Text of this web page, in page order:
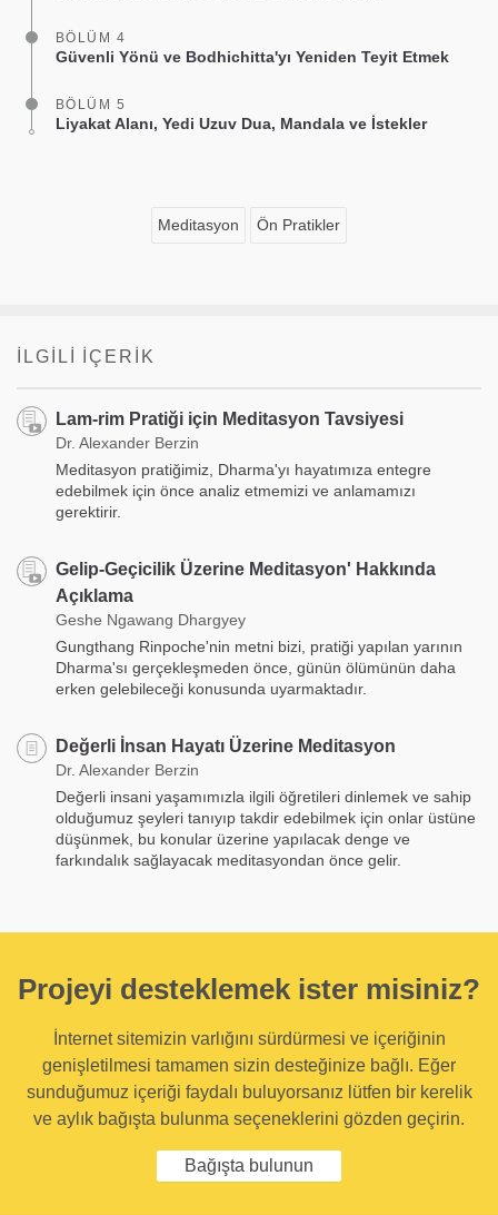
BÖLÜM 4
Güvenli Yönü ve Bodhichitta'yı Yeniden Teyit Etmek
BÖLÜM 5
Liyakat Alanı, Yedi Uzuv Dua, Mandala ve İstekler
Meditasyon Ön Pratikler
İLGILI İÇERIK
Lam-rim Pratiği için Meditasyon Tavsiyesi
Dr. Alexander Berzin
Meditasyon pratiğimiz, Dharma'yı hayatımıza entegre
edebilmek için önce analiz etmemizi ve anlamamızı
gerektirir.
Gelip-Geçicilik Üzerine Meditasyon' Hakkında
Açıklama
Geshe Ngawang Dhargyey
Gungthang Rinpoche'nin metni bizi, pratiği yapılan yarının
Dharma'sı gerçekleşmeden önce, günün ölümünün daha
erken gelebileceği konusunda uyarmaktadır.
Değerli İnsan Hayatı Üzerine Meditasyon
Dr. Alexander Berzin
Değerli insani yaşamımızla ilgili öğretileri dinlemek ve sahip
olduğumuz şeyleri tanıyıp takdir edebilmek için onlar üstüne
düşünmek, bu konular üzerine yapılacak denge ve
farkındalık sağlayacak meditasyondan önce gelir.
Projeyi desteklemek ister misiniz?
İnternet sitemizin varlığını sürdürmesi ve içeriğinin
genişletilmesi tamamen sizin desteğinize bağlı. Eğer
sunduğumuz içeriği faydalı buluyorsanız lütfen bir kerelik
ve aylık bağışta bulunma seçeneklerini gözden geçirin.
Bağışta bulunun